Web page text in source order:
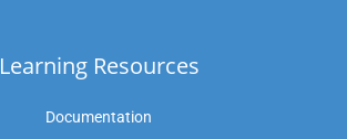
Learning Resources
Documentation